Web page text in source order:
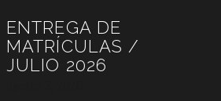
ENTREGA DE
MATRÍCULAS /
JULIO 2026